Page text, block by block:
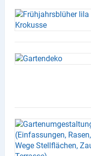
Facebook
X
Instagram